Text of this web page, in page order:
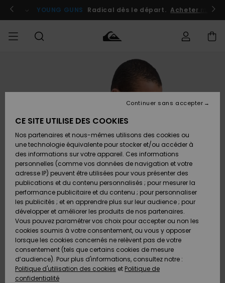
l'information
le
Se connecter / s'inscrire
YOUNG GUNS Radical dès le départ. Acheter
Vêtements
Chaussures
& Tongs
Surf
Snow
Nouveautés
Vêtements
Chaussures
& Tongs
Surf
Snow
Nouveautés
FEMME
A
Découvrir
Snow
SURF
Surf
Shop
Enfant
Highlights
Communauté
SNOW
Snow
Shop
Enfant
Snow
Shop
Femme
A
Découvrir
Communauté
OUTLET
Enfant
Outlet
Femme
AIDE &
CONTACT
commande
Retours
Paiement
Carte
Cadeau
Quiksilver
Freedom
Protection
des
MAGASINS
CE SITE UTILISE DES COOKIES
Nos partenaires et nous-mêmes utilisons des cookies ou
une technologie équivalente pour stocker et/ou accéder à
des informations sur votre appareil. Ces informations
personnelles (comme vos données de navigation et votre
adresse IP) peuvent être utilisées pour vous présenter des
publications et du contenu personnalisés ; pour mesurer la
performance publicitaire et du contenu ; pour personnaliser
les publicités ; et en apprendre plus sur leur audience ; pour
développer et améliorer les produits de nos partenaires.
Vous pouvez paramétrer vos choix pour accepter ou non les
cookies soumis à votre consentement, ou vous y opposer
lorsque les cookies concernés ne relèvent pas de votre
consentement (tels que certains cookies de mesure
d’audience). Pour plus d'informations, consultez notre :
Politique d'utilisation des cookies et Politique de
confidentialité
Continuer sans accepter